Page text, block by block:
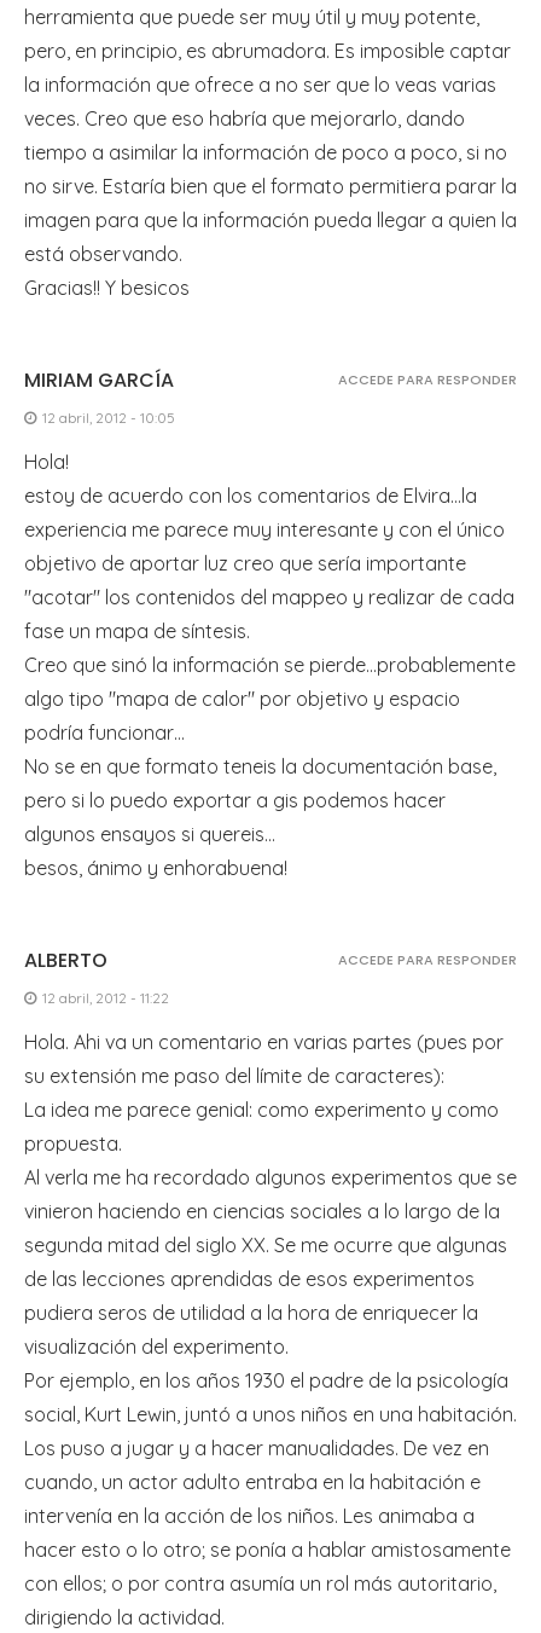
herramienta que puede ser muy útil y muy potente,
pero, en principio, es abrumadora. Es imposible captar
la información que ofrece a no ser que lo veas varias
veces. Creo que eso habría que mejorarlo, dando
tiempo a asimilar la información de poco a poco, si no
no sirve. Estaría bien que el formato permitiera parar la
imagen para que la información pueda llegar a quien la
está observando.
Gracias!! Y besicos
MIRIAM GARCÍA
12 abril, 2012 - 10:05
Hola!
estoy de acuerdo con los comentarios de Elvira…la
experiencia me parece muy interesante y con el único
objetivo de aportar luz creo que sería importante
"acotar" los contenidos del mappeo y realizar de cada
fase un mapa de síntesis.
Creo que sinó la información se pierde…probablemente
algo tipo "mapa de calor" por objetivo y espacio
podría funcionar…
No se en que formato teneis la documentación base,
pero si lo puedo exportar a gis podemos hacer
algunos ensayos si quereis…
besos, ánimo y enhorabuena!
ACCEDE PARA RESPONDER
ALBERTO
12 abril, 2012 - 11:22
Hola. Ahi va un comentario en varias partes (pues por
su extensión me paso del límite de caracteres):
La idea me parece genial: como experimento y como
propuesta.
Al verla me ha recordado algunos experimentos que se
vinieron haciendo en ciencias sociales a lo largo de la
segunda mitad del siglo XX. Se me ocurre que algunas
de las lecciones aprendidas de esos experimentos
pudiera seros de utilidad a la hora de enriquecer la
visualización del experimento.
Por ejemplo, en los años 1930 el padre de la psicología
social, Kurt Lewin, juntó a unos niños en una habitación.
Los puso a jugar y a hacer manualidades. De vez en
cuando, un actor adulto entraba en la habitación e
intervenía en la acción de los niños. Les animaba a
hacer esto o lo otro; se ponía a hablar amistosamente
con ellos; o por contra asumía un rol más autoritario,
dirigiendo la actividad.
ACCEDE PARA RESPONDER